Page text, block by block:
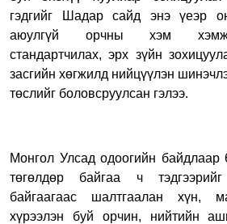
гэдгийг Шадар сайд энэ үеэр
аюулгүй орчны хэм
стандартчилах, эрх зүйн
засгийн хөгжилд нийцүүлэн
төслийг боловсруулсан гэлээ.
Монгол Улсад одоогийн байдлаар
төгөлдөр байгаа ч
байгаагаас шалтгаалан хүн,
хүрээлэн буй орчин, нийтийн